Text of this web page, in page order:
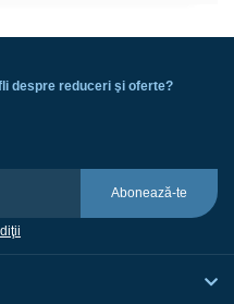
despre reduceri şi oferte?
Abonează-te